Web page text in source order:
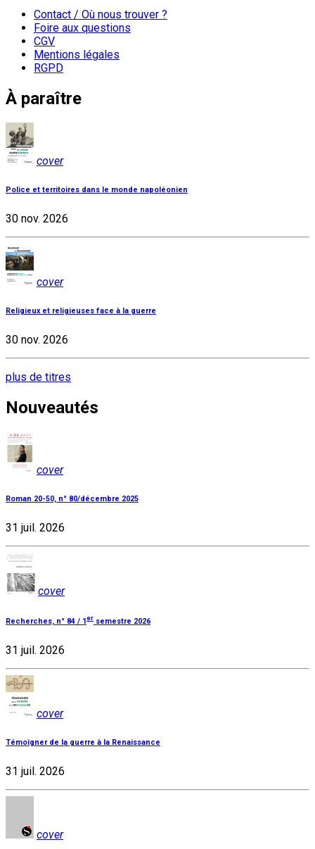
Contact / Où nous trouver ?
Foire aux questions
CGV
Mentions légales
RGPD
À paraître
cover
Police et territoires dans le monde napoléonien
30 nov. 2026
cover
Religieux et religieuses face à la guerre
30 nov. 2026
plus de titres
Nouveautés
cover
Roman 20-50, n° 80/décembre 2025
31 juil. 2026
cover
Recherches, n° 84 / 1 er semestre 2026
31 juil. 2026
cover
Témoigner de la guerre à la Renaissance
31 juil. 2026
cover